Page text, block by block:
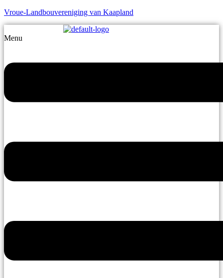
Vroue-Landbouvereniging van Kaapland
Menu